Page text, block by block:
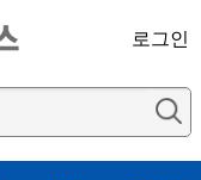
로그인